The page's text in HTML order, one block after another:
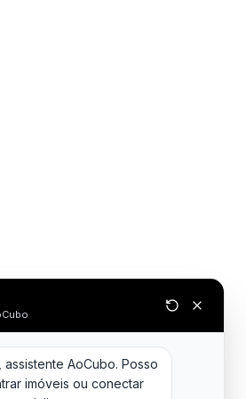
assistente AoCubo. Posso
imóveis ou conectar